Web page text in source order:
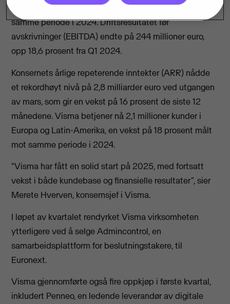
første kvartal 2025, en økning på 14,4 prosent fra
samme periode i 2024. Driftsresultatet før
avskrivninger (EBITDA) endte på 244 millioner euro,
opp 18,6 prosent fra Q1 2024.
Konsernets årlige repeterende inntekter (ARR) nådde
et rekordhøyt nivå på 2,8 milliarder euro ved utgangen
av mars, som gir en vekst på 16 prosent de siste 12
månedene. Visma betjener nå 2,1 millioner kunder i
Europa og Latin-Amerika, en vekst på 18 prosent målt
mot samme periode i 2024.
"Visma har fått en solid start på 2025, med fortsatt
vekst i både kundebase og finansielle resultater”, sier
Merete Hverven, konsernsjef i Visma.
I løpet av kvartalet rendyrket Visma virksomheten
ytterligere ved å selge Admincontrol, en
samarbeidsplattform for beslutningstakere, til
Euronext.
Visma gjennomførte også fire oppkjøp i første kvartal,
inkludert Penneo, en ledende leverandør av digitale